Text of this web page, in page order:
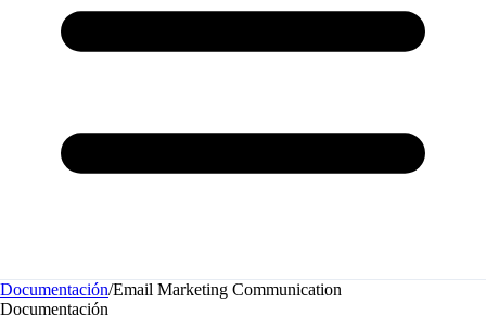
Documentación/Email Marketing Communication
Documentación